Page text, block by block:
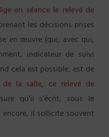
en séance le relevé de
les décisions prises
en œuvre (qui, avec qui,
indicateur de suivi
cela est possible, est de
la salle, ce relevé de
qu’il s’écrit, sous le
il sollicite souvent